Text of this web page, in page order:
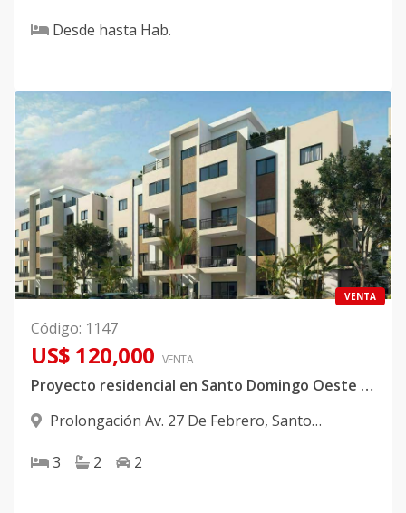
Desde hasta Hab.
VENTA
Código: 1147
US$ 120,000 VENTA
Proyecto residencial en Santo Domingo Oeste próximo a Occidental Mall.
Prolongación Av. 27 De Febrero, Santo
3
2 2